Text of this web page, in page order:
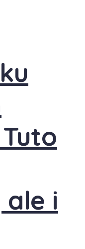
ale i